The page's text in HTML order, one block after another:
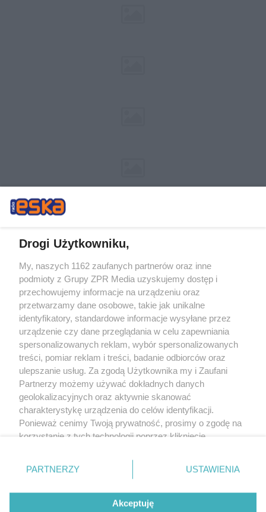
Żaden utwór zamieszczony w serwisie nie może być powielany i
rozpowszechniany lub dalej rozpowszechniany w jakikolwiek sposób (w
tym także elektroniczny lub mechaniczny) na jakimkolwiek polu
eksploatacji w jakiejkolwiek formie, włącznie z umieszczaniem w Internecie
bez pisemnej zgody właściciela praw. Jakiekolwiek użycie lub
wykorzystanie utworów w całości lub w części z naruszeniem prawa, tzn.
bez właściwej zgody, jest zabronione pod groźbą kary i może być ścigane
prawnie.
O nas
Drogi Użytkowniku,
My, naszych 1162 zaufanych partnerów oraz inne
podmioty z Grupy ZPR Media uzyskujemy dostęp i
przechowujemy informacje na urządzeniu oraz
przetwarzamy dane osobowe, takie jak unikalne
identyfikatory, standardowe informacje wysyłane przez
urządzenie czy dane przeglądania w celu zapewniania
spersonalizowanych reklam, wybór spersonalizowanych
treści, pomiar reklam i treści, badanie odbiorców oraz
ulepszanie usług. Za zgodą Użytkownika my i Zaufani
Partnerzy możemy używać dokładnych danych
geolokalizacyjnych oraz aktywnie skanować
charakterystykę urządzenia do celów identyfikacji.
Ponieważ cenimy Twoją prywatność, prosimy o zgodę na
korzystanie z tych technologii poprzez kliknięcie
zmienić/wycofać klikając przycisk ustawień prywatności
znajdujący się w lewym dolnym rogu strony
rodzaje przetwarzania danych nie wymagają zgody
użytkownika, ale masz prawo sprzeciwić się takiemu
PARTNERZY USTAWIENIA
Akceptuję